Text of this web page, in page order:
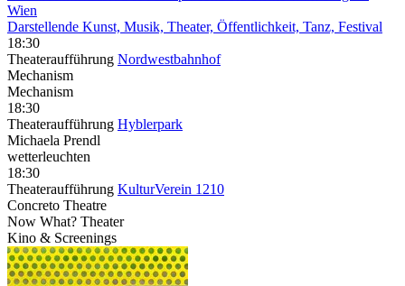
Wien
Darstellende Kunst, Musik, Theater, Öffentlichkeit, Tanz, Festival
18:30
Theateraufführung Nordwestbahnhof
Mechanism
Mechanism
18:30
Theateraufführung Hyblerpark
Michaela Prendl
wetterleuchten
18:30
Theateraufführung KulturVerein 1210
Concreto Theatre
Now What? Theater
Kino & Screenings